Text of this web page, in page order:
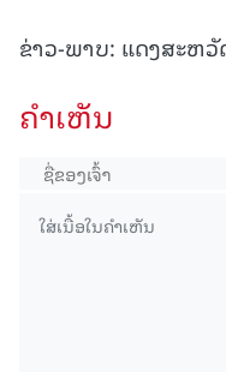
ຂ່າວ-ພາບ: ແດງສະຫ
ຄໍາເຫັນ